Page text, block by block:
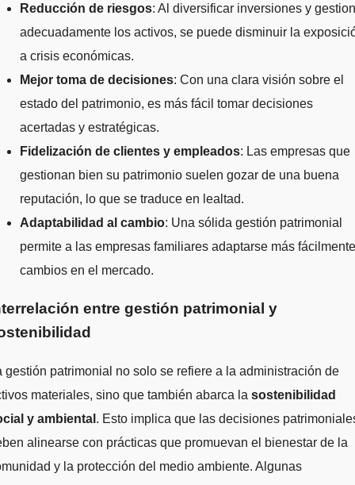
Reducción de riesgos: Al diversificar inversiones y
adecuadamente los activos, se puede disminuir la
a crisis económicas.
Mejor toma de decisiones: Con una clara visión sobre el
estado del patrimonio, es más fácil tomar decisiones
acertadas y estratégicas.
Fidelización de clientes y empleados: Las empresas que
gestionan bien su patrimonio suelen gozar de una buena
reputación, lo que se traduce en lealtad.
Adaptabilidad al cambio: Una sólida gestión patrimonial
permite a las empresas familiares adaptarse más
cambios en el mercado.
entre gestión patrimonial y
gestión patrimonial no solo se refiere a la administración de
materiales, sino que también abarca la sostenibilidad
y ambiental . Esto implica que las decisiones
alinearse con prácticas que promuevan el bienestar de la
y la protección del medio ambiente. Algunas